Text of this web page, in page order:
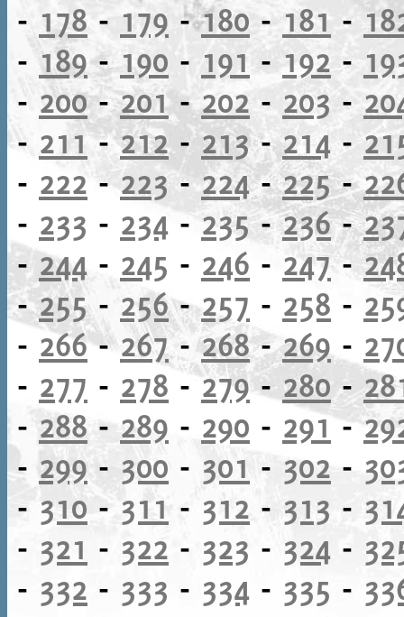
- 178- 179 -180- 181 -
-189-190 - 191- 192 -
- 200-201-202- 203 -
- 211-212-213-214-
- 222 -223 -224-225-
- 233 - 234-235-236-
-244 - 245 - 246 - 247-
-255 - 256-257 - 258 -
- 266-267-268-269 -
- 277 - 278 -279- 280-
-288- 289 - 290 - 291-
-299- 300 - 301 - 302 -
- 310- 311 - 312 - 313 -
- 321 - 322 - 323 - 324 -
- 332 - 333 - 334 - 335 -